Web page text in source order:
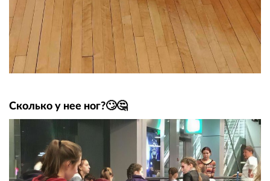
Сколько у нее ног?🙄🤔